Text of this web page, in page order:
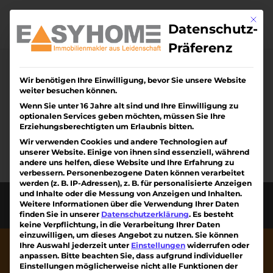
content
Keine Ergebnisse
gefunden
Die angefragte Seite konnte nicht gefunden
werden. Verfeinern Sie Ihre Suche oder
verwenden Sie die Navigation oben, um den
Beitrag zu finden.
Diese Webseite wurde erstellt von Kreativiteam
am Kaiserstuhl mit ❤
Mit
Datenschutz-
Präferenz
Wir benötigen Ihre Einwilligung, bevor Sie unsere Website
weiter besuchen können.
Wenn Sie unter 16 Jahre alt sind und Ihre Einwilligung zu
optionalen Services geben möchten, müssen Sie Ihre
Erziehungsberechtigten um Erlaubnis bitten.
Wir verwenden Cookies und andere Technologien auf
unserer Website. Einige von ihnen sind essenziell, während
andere uns helfen, diese Website und Ihre Erfahrung zu
verbessern. Personenbezogene Daten können verarbeitet
werden (z. B. IP-Adressen), z. B. für personalisierte Anzeigen
und Inhalte oder die Messung von Anzeigen und Inhalten.
Weitere Informationen über die Verwendung Ihrer Daten
finden Sie in unserer Datenschutzerklärung. Es besteht
keine Verpflichtung, in die Verarbeitung Ihrer Daten
einzuwilligen, um dieses Angebot zu nutzen. Sie können
Ihre Auswahl jederzeit unter Einstellungen widerrufen oder
anpassen. Bitte beachten Sie, dass aufgrund individueller
Einstellungen möglicherweise nicht alle Funktionen der